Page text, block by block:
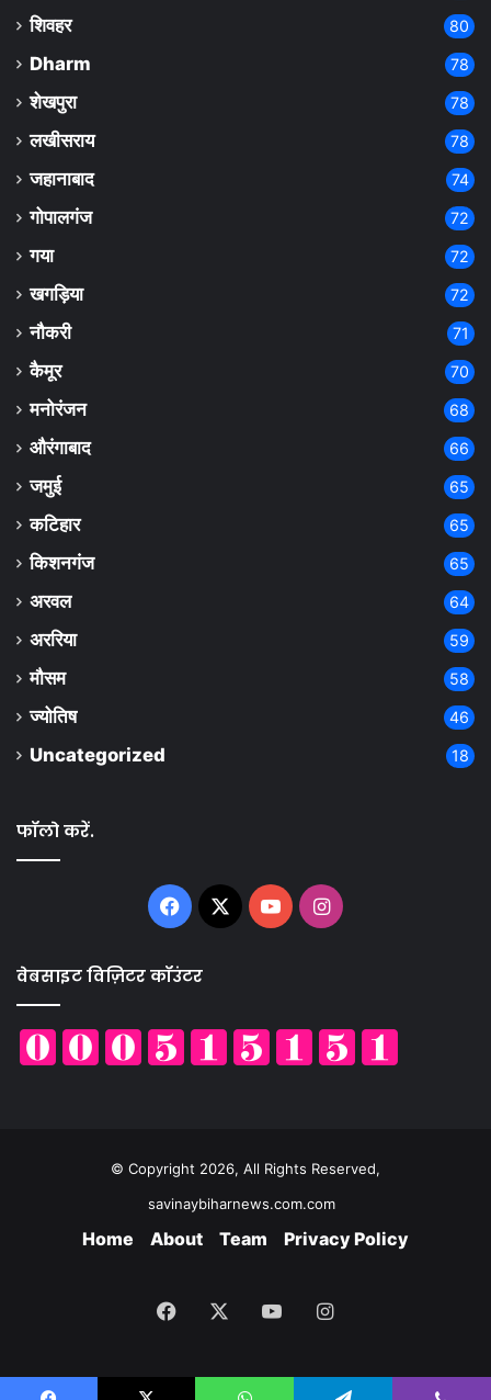
शिवहर 80
Dharm 78
शेखपुरा 78
लखीसराय 78
जहानाबाद 74
गोपालगंज 72
गया 72
खगड़िया 72
नौकरी 71
कैमूर 70
मनोरंजन 68
औरंगाबाद 66
जमुई 65
कटिहार 65
किशनगंज 65
अरवल 64
अररिया 59
मौसम 58
ज्योतिष 46
Uncategorized 18
फॉलो करें.
Facebook
X YouTubeInstagram
वेबसाइट विज़िटर कॉउंटर
© Copyright 2026, All Rights Reserved,
savinaybiharnews.com.com
Home About Team Privacy Policy
Facebook YouTubeInstagram